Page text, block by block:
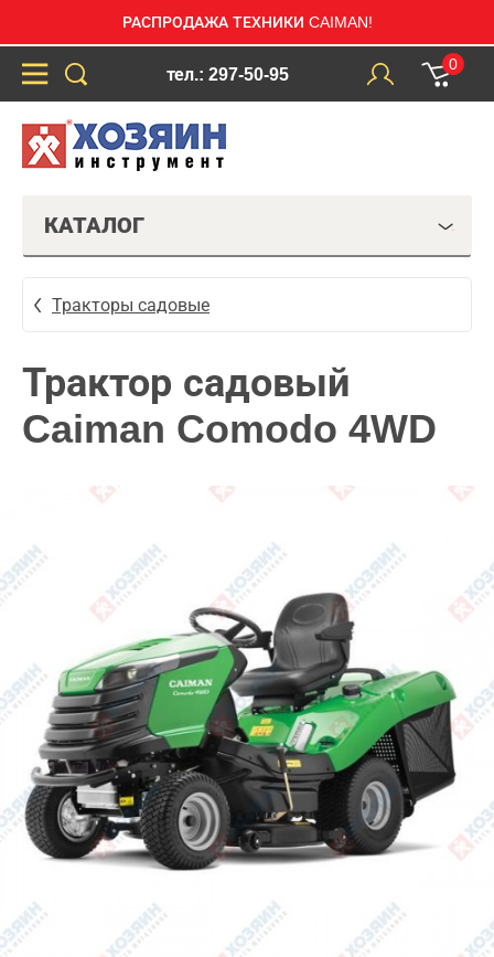
РАСПРОДАЖА ТЕХНИКИ CAIMAN!
тел.: 297-50-95
0
КАТАЛОГ
Тракторы садовые
Трактор садовый
Caiman Comodo 4WD